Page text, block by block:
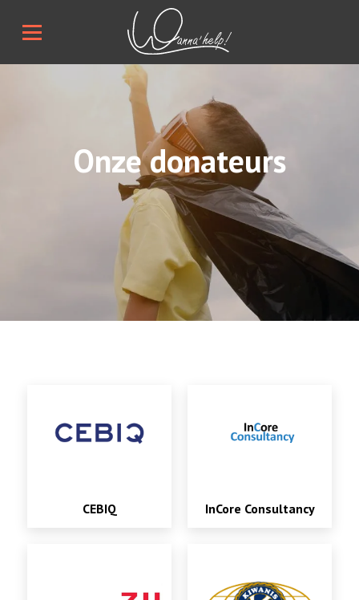
Onze donateurs
CEBIQ InCore Consultancy